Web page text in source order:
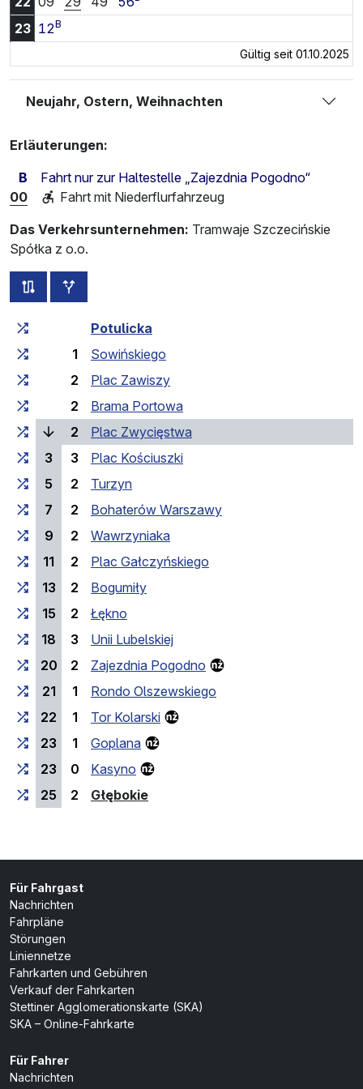
23 12B
Gültig seit 01.10.2025
Neujahr, Ostern, Weihnachten
Erläuterungen:
B
Fahrt nur zur Haltestelle „Zajezdnia Pogodno“
00
Fahrt mit Niederflurfahrzeug
Das Verkehrsunternehmen: Tramwaje Szczecińskie
Spółka z o.o.
alle Strecken dieser Linie
Fahrtzeit zunehmend
Potulicka
1
Sowińskiego
2
Plac Zawiszy
2
Brama Portowa
2
Plac Zwycięstwa
3
3
Plac Kościuszki
5
2
Turzyn
7
2
Bohaterów Warszawy
9
2
Wawrzyniaka
11
2
Plac Gałczyńskiego
13
2
Bogumiły
15
2
Łękno
18
3
Unii Lubelskiej
20
2
Zajezdnia Pogodno
21
1
Rondo Olszewskiego
22
1
Tor Kolarski
23
1
Goplana
23
0
Kasyno
25
2 Głębokie(Endhaltestelle)
Für Fahrgast
Nachrichten
Fahrpläne
Störungen
Liniennetze
Fahrkarten und Gebühren
Verkauf der Fahrkarten
Stettiner Agglomerationskarte (SKA)
SKA – Online-Fahrkarte
Für Fahrer
Nachrichten